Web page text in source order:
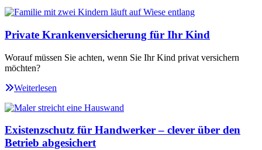
Private Krankenversicherung für Ihr Kind
Worauf müssen Sie achten, wenn Sie Ihr Kind privat versichern
möchten?
Weiterlesen
Existenzschutz für Handwerker – clever über den
Betrieb abgesichert